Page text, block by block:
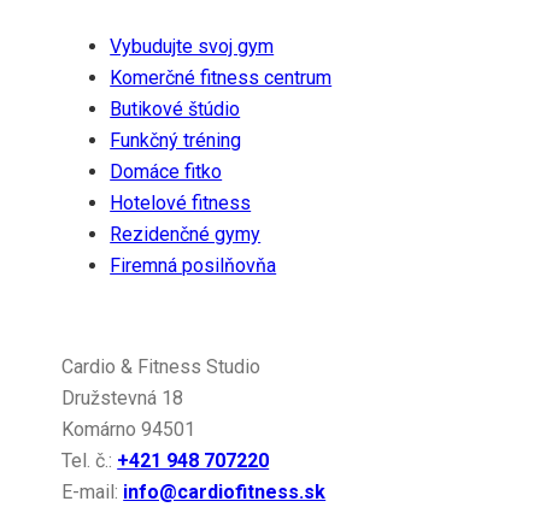
Vybudujte svoj gym
Komerčné fitness centrum
Butikové štúdio
Funkčný tréning
Domáce fitko
Hotelové fitness
Rezidenčné gymy
Firemná posilňovňa
Cardio & Fitness Studio
Družstevná 18
Komárno 94501
Tel. č.: +421 948 707220
E-mail: info@cardiofitness.sk